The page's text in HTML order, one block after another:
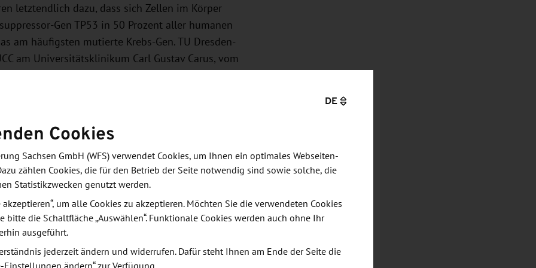
letztendlich dazu, dass sich Zellen im Körper
Gen TP53 in 50 Prozent aller humanen
am häufigsten mutierte Krebs-Gen. TU Dresden-
am Universitätsklinikum Carl Gustav Carus, vom
und vom Deutschen Konsortium für
dass ein TP53-Sensor Tumorbildung
Hierzu entwarfen sie ein genetisches Element,
macht. Ist die TP53-Funktionsweise
ein. „Wir therapieren Krebszellen bisher lange
durchlaufen haben“, beschreibt Prof. Frank
Therapie häufig zu spät, um alle Krebszellen im
zusätzliche Mutationen Therapie-resistente
wird es nun erstmals möglich, diesen Teufelskreis
Ergebnisse zeigen, dass Zellen mit TP53-
DE
Cookies
Sachsen GmbH (WFS) verwendet Cookies, um Ihnen ein optimales Webseiten-
zählen Cookies, die für den Betrieb der Seite notwendig sind sowie solche, die
Statistikzwecken genutzt werden.
um alle Cookies zu akzeptieren. Möchten Sie die verwendeten Cookies
bitte die Schaltfläche „Auswählen“. Funktionale Cookies werden auch ohne Ihr
ausgeführt.
jederzeit ändern und widerrufen. Dafür steht Ihnen am Ende der Seite die